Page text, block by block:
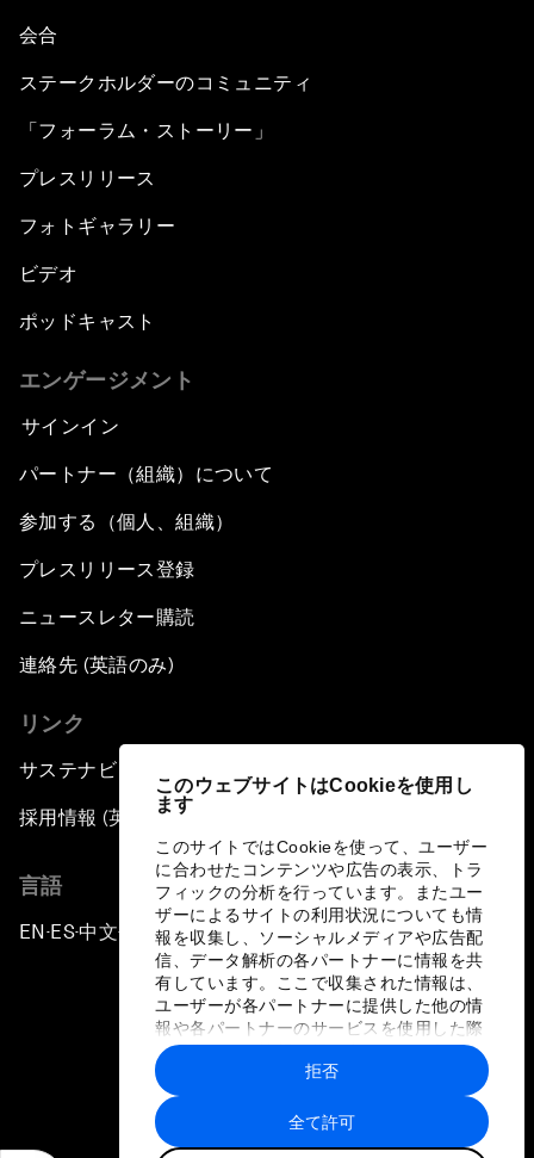
このウェブサイトはCookieを使用し
ます
このサイトではCookieを使って、ユーザー
に合わせたコンテンツや広告の表示、トラ
フィックの分析を行っています。またユー
ザーによるサイトの利用状況についても情
報を収集し、ソーシャルメディアや広告配
信、データ解析の各パートナーに情報を共
有しています。ここで収集された情報は、
ユーザーが各パートナーに提供した他の情
報や各パートナーのサービスを使用した際
に収集された情報と組み合わされ、各パー
トナーによって使用されることがありま
す。
全て許可
拒否
会合
ステークホルダーのコミュニティ
「フォーラム・ストーリー」
プレスリリース
フォトギャラリー
ビデオ
ポッドキャスト
エンゲージメント
サインイン
パートナー（組織）について
参加する（個人、組織）
プレスリリース登録
ニュースレター購読
連絡先 (英語のみ)
リンク
サステナビリティへの取り組み
採用情報 (英語のみ)
言語
EN ▪ES▪中文▪ 日本語
プライバシーポリシーと利用規約
サイトマップ